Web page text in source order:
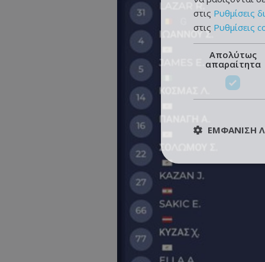
στις Ρυθμίσεις
στις Ρυθμίσεις
Απολύτως
απαραίτητα
ΕΜΦΆΝΙΣΗ